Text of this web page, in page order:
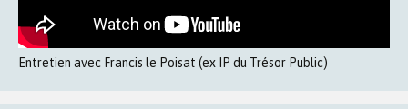
Entretien avec Francis le Poisat (ex IP du Trésor Public)